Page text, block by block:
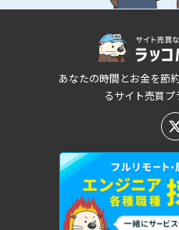
あなたの時間とお金を節
るサイト売買